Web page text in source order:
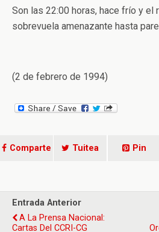
Son las 22:00 horas, hace frío y el
sobrevuela amenazante hasta
(2 de febrero de 1994)
Comparte Tuitea Pin
Entrada Anterior
A La Prensa Nacional:
Cartas Del CCRI-CG